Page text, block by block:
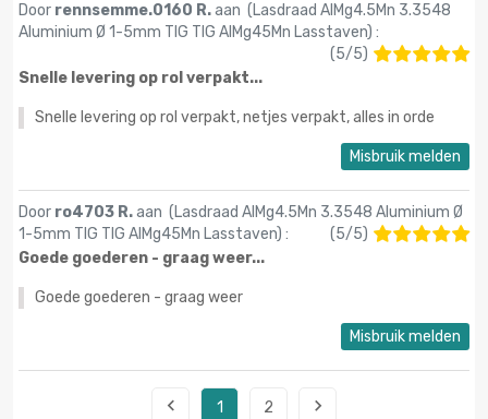
Door rennsemme.0160 R.aan (Lasdraad AlMg4.5Mn 3.3548
Aluminium Ø 1-5mm TIG TIG AlMg45Mn Lasstaven) :
(5/5)
Snelle levering op rol verpakt...
Snelle levering op rol verpakt, netjes verpakt, alles in orde
Misbruik melden
Door ro4703 R.aan (Lasdraad AlMg4.5Mn 3.3548 Aluminium Ø
1-5mm TIG TIG AlMg45Mn Lasstaven) : (5/5)
Goede goederen - graag weer...
Goede goederen - graag weer
Misbruik melden
 1 2 